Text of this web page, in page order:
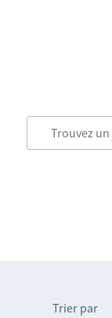
Trier par